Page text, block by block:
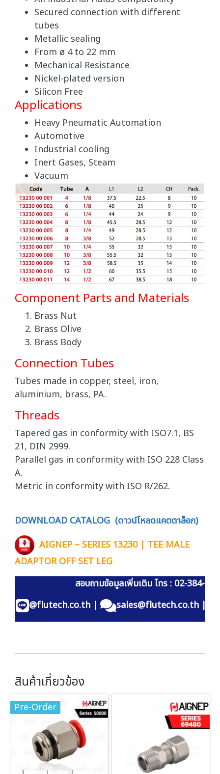
Secured connection with different
tubes
Metallic sealing
From ø 4 to 22 mm
Mechanical Resistance
Nickel-plated version
Silicon Free
Applications
Heavy Pneumatic Automation
Automotive
Industrial cooling
Inert Gases, Steam
Vacuum
Component Parts and Materials
Brass Nut
Brass Olive
Brass Body
Connection Tubes
Tubes made in copper, steel, iron,
aluminium, brass, PA.
Threads
Tapered gas in conformity with ISO7.1, BS
21, DIN 2999.
Parallel gas in conformity with ISO 228 Class
A.
Metric in conformity with ISO R/262.
DOWNLOAD CATALOG (ดาวน์โหลดแคตตาล็อก)
AIGNEP – SERIES 13230 | TEE MALE
ADAPTOR OFF SET LEG
สอบถามข้อมูลเพิ่มเติม โทร : 02-384-
@flutech.co.th| sales@flutech.co.th |
สินค้าเกี่ยวข้อง
Pre-Order